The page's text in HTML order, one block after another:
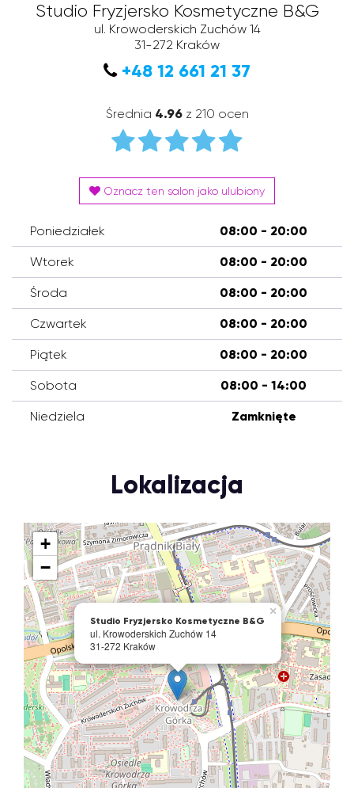
Studio Fryzjersko Kosmetyczne B&G
ul. Krowoderskich Zuchów 14
31-272 Kraków
+48 12 661 21 37
Średnia 4.96z 210 ocen
Oznacz ten salon jako ulubiony
Poniedziałek 08:00 - 20:00
Wtorek 08:00 - 20:00
Środa 08:00 - 20:00
Czwartek 08:00 - 20:00
Piątek 08:00 - 20:00
Sobota 08:00 - 14:00
Niedziela Zamknięte
Lokalizacja
Studio Fryzjersko Kosmetyczne B&G
ul. Krowoderskich Zuchów 14
31-272 Kraków
×
+
−